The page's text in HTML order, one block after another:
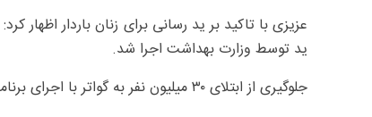
ید توسط وزارت بهداشت اجرا شد.
جلوگیری از ابتلای ۳۰ میلیون نفر به گواتر با اجرای برنامه ید رسانی در کشور